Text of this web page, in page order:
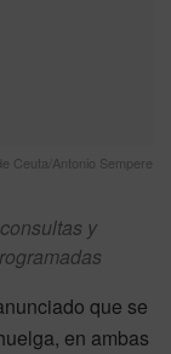
Ceuta/Antonio Sempere
y
que se
en ambas